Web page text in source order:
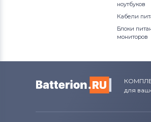
Аккумуляторы для ноутбуков
Fujitsu
Precision 15
1520
1521
ноутбуков
Кабели
Блоки
мониторов
для